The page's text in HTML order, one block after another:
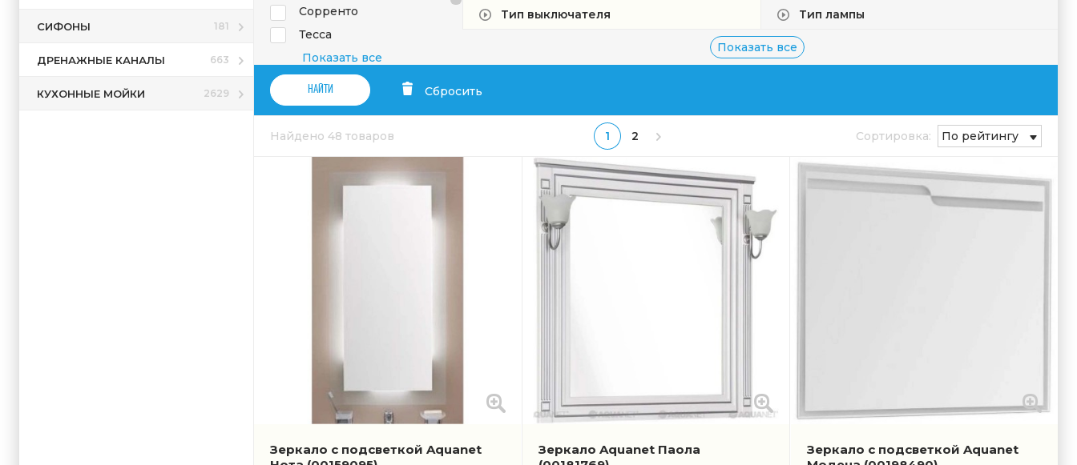
СИФОНЫ 181
ДРЕНАЖНЫЕ КАНАЛЫ 663
КУХОННЫЕ МОЙКИ 2629
Сорренто
Тесса
Тоскана
Форли
Показать все
Тип выключателя Тип лампы
Показать все
Сбросить
Найдено 48 товаров 1 2 Сортировка: По рейтингу
Зеркало с подсветкой Aquanet
Зеркало Aquanet Паола
Зеркало с подсветкой Aquanet